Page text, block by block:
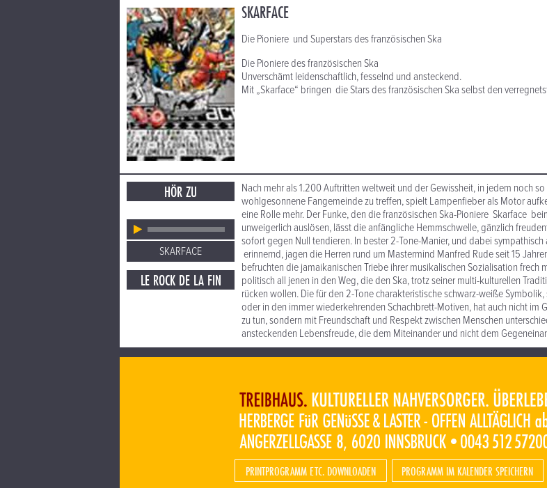
SKARFACE
Die Pioniere und Superstars des französischen Ska
Die Pioniere des französischen Ska
Unverschämt leidenschaftlich, fesselnd und ansteckend.
Mit „Skarface“ bringen die Stars des französischen Ska selbst den
HÖR ZU
SKARFACE
LE ROCK DE LA FIN
Nach mehr als 1.200 Auftritten weltweit und der Gewissheit, in jedem noch
wohlgesonnene Fangemeinde zu treffen, spielt Lampenfieber als Motor
eine Rolle mehr. Der Funke, den die französischen Ska-Pioniere Skarface
unweigerlich auslösen, lässt die anfängliche Hemmschwelle, gänzlich
sofort gegen Null tendieren. In bester 2-Tone-Manier, und dabei
erinnernd, jagen die Herren rund um Mastermind Manfred Rude seit 15
befruchten die jamaikanischen Triebe ihrer musikalischen Sozialisation frech
politisch all jenen in den Weg, die den Ska, trotz seiner multi-kulturellen
rücken wollen. Die für den 2-Tone charakteristische schwarz-weiße
oder in den immer wiederkehrenden Schachbrett-Motiven, hat auch nicht im
zu tun, sondern mit Freundschaft und Respekt zwischen Menschen
ansteckenden Lebensfreude, die dem Miteinander und nicht dem
PRINTPROGRAMM ETC. DOWNLOADEN PROGRAMM IM KALENDER SPEICHERN